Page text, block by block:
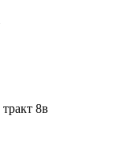
8в